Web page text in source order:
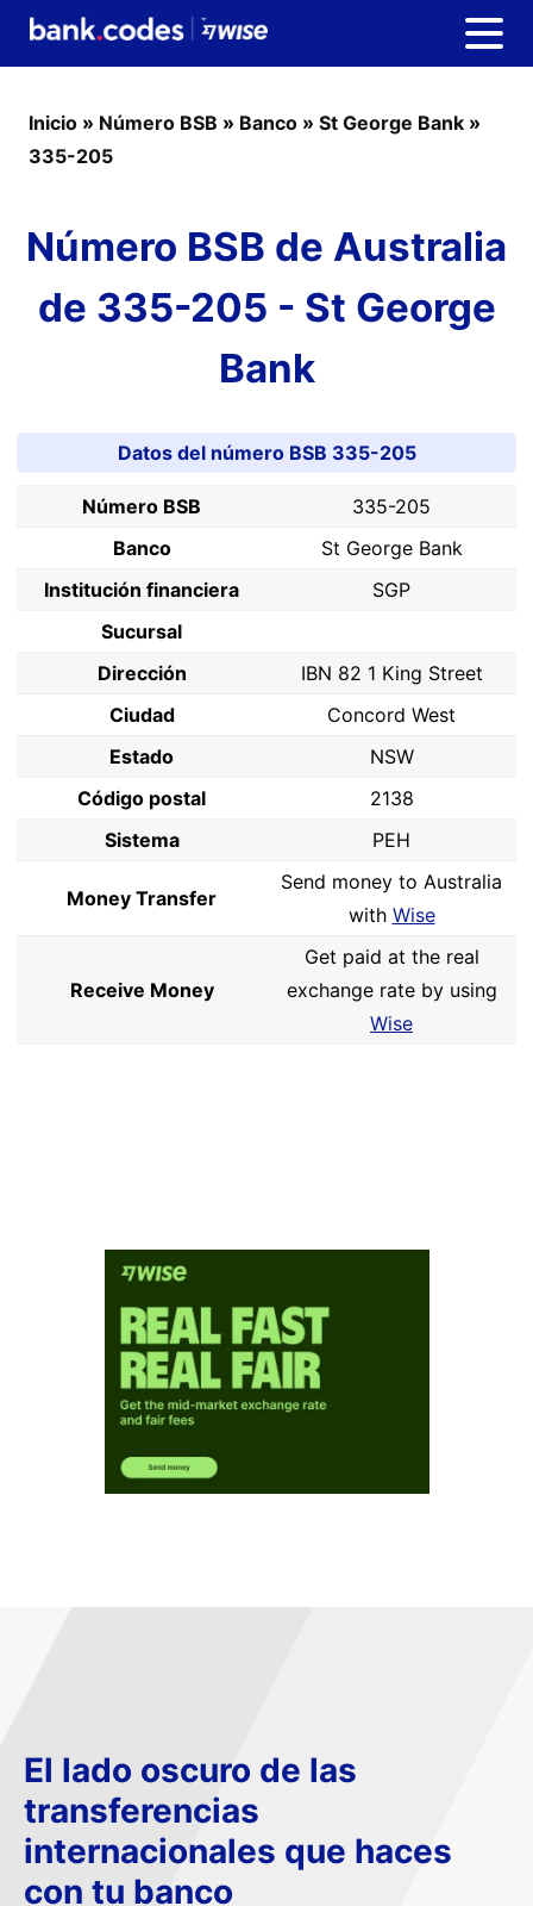
Inicio » Número BSB » Banco » St George Bank »
335-205
Número BSB de Australia
de 335-205 - St George
Bank
Datos del número BSB 335-205
Número BSB
335-205
Banco
St George Bank
Institución financiera
SGP
Sucursal
Dirección
IBN 82 1 King Street
Ciudad
Concord West
Estado
NSW
Código postal
2138
Sistema
PEH
Money Transfer
Send money to Australia
with Wise
Receive Money
Get paid at the real
exchange rate by using
Wise
El lado oscuro de las
transferencias
internacionales que haces
con tu banco